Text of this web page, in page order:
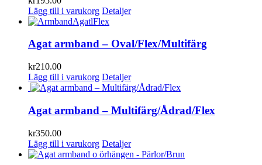
Lägg till i varukorg Detaljer
Agat armband – Oval/Flex/Multifärg
kr210.00
Lägg till i varukorg Detaljer
Agat armband – Multifärg/Ådrad/Flex
kr350.00
Lägg till i varukorg Detaljer